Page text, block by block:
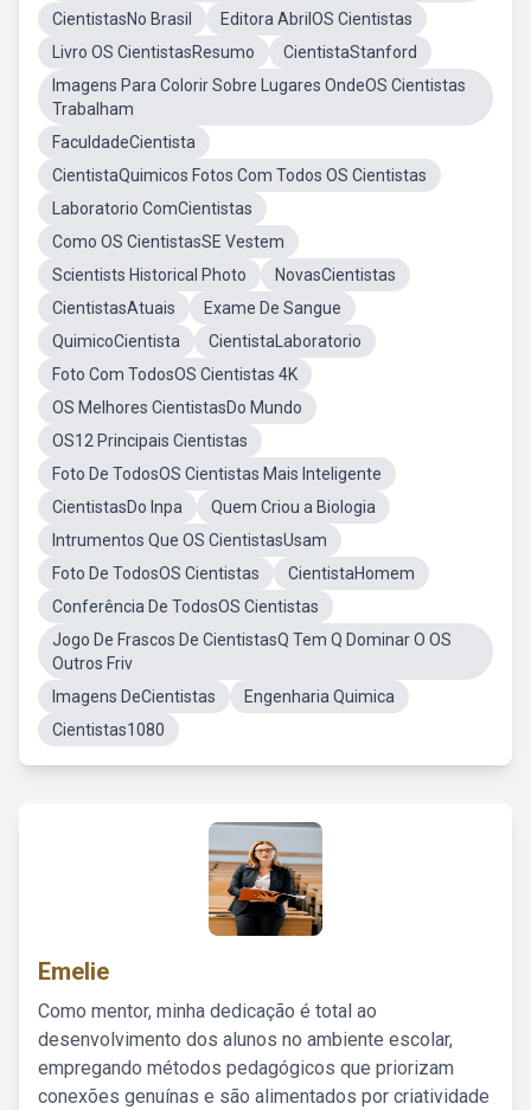
CientistasNo Brasil
Editora AbrilOS Cientistas
Livro OS CientistasResumo
CientistaStanford
Imagens Para Colorir Sobre Lugares OndeOS Cientistas
Trabalham
FaculdadeCientista
CientistaQuimicos Fotos Com Todos OS Cientistas
Laboratorio ComCientistas
Como OS CientistasSE Vestem
Scientists Historical Photo
NovasCientistas
CientistasAtuais
Exame De Sangue
QuimicoCientista
CientistaLaboratorio
Foto Com TodosOS Cientistas 4K
OS Melhores CientistasDo Mundo
OS12 Principais Cientistas
Foto De TodosOS Cientistas Mais Inteligente
CientistasDo Inpa
Quem Criou a Biologia
Intrumentos Que OS CientistasUsam
Foto De TodosOS Cientistas
CientistaHomem
Conferência De TodosOS Cientistas
Jogo De Frascos De CientistasQ Tem Q Dominar O OS
Outros Friv
Imagens DeCientistas
Engenharia Quimica
Cientistas1080
Emelie
Como mentor, minha dedicação é total ao
desenvolvimento dos alunos no ambiente escolar,
empregando métodos pedagógicos que priorizam
conexões genuínas e são alimentados por criatividade